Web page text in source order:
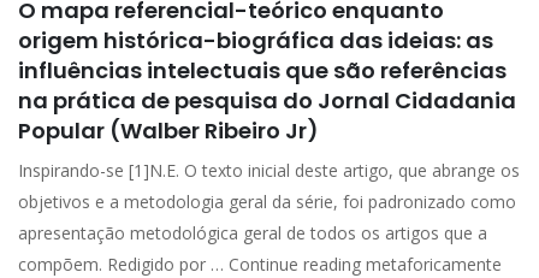
O mapa referencial-teórico enquanto
origem histórica-biográfica das ideias: as
influências intelectuais que são referências
na prática de pesquisa do Jornal Cidadania
Popular (Walber Ribeiro Jr)
Inspirando-se [1]N.E. O texto inicial deste artigo, que abrange os
objetivos e a metodologia geral da série, foi padronizado como
apresentação metodológica geral de todos os artigos que a
compõem. Redigido por … Continue reading metaforicamente